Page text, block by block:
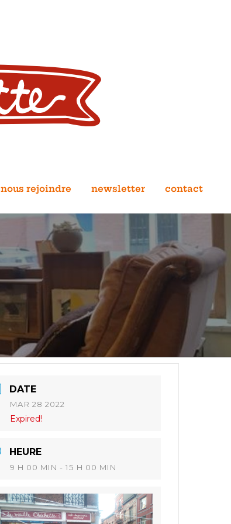
nous rejoindre newsletter contact
DATE
MAR 28 2022
Expired!
HEURE
9 H 00 MIN - 15 H 00 MIN